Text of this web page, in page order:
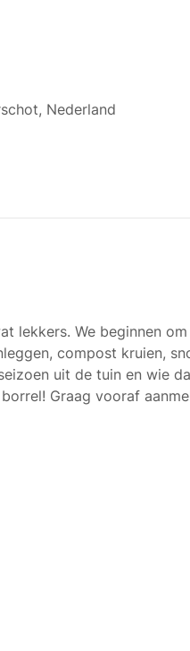
Nederland
lekkers. We beginnen
compost kruien,
uit de tuin en wie
Graag vooraf